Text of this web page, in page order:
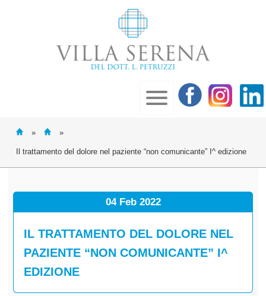
» »
Il trattamento del dolore nel paziente “non comunicante” I^ edizione
04 Feb 2022
IL TRATTAMENTO DEL DOLORE NEL
PAZIENTE “NON COMUNICANTE” I^
EDIZIONE